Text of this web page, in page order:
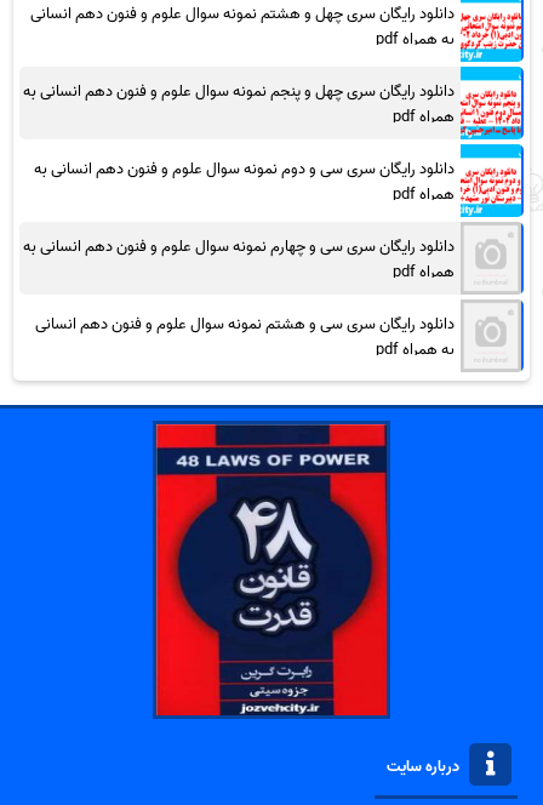
دانلود رایگان سری چهل و هشتم نمونه سوال علوم و فنون دهم انسانی
به همراه pdf
دانلود رایگان سری چهل و پنجم نمونه سوال علوم و فنون دهم انسانی به
همراه pdf
دانلود رایگان سری سی و دوم نمونه سوال علوم و فنون دهم انسانی به
همراه pdf
دانلود رایگان سری سی و چهارم نمونه سوال علوم و فنون دهم انسانی به
همراه pdf
دانلود رایگان سری سی و هشتم نمونه سوال علوم و فنون دهم انسانی
به همراه pdf
درباره سایت